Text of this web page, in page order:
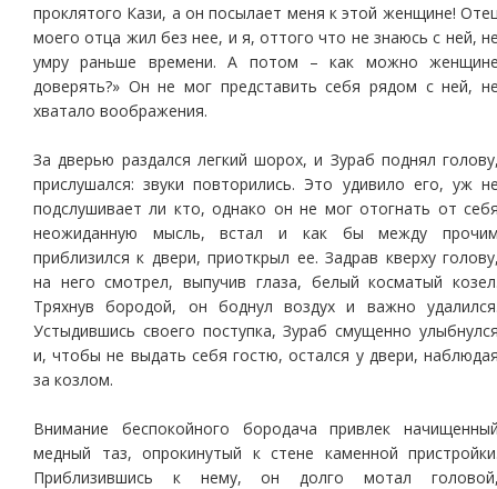
проклятого Кази, а он посылает меня к этой женщине!
моего отца жил без нее, и я, оттого что не знаюсь с ней,
умру раньше времени. А потом – как можно
доверять?» Он не мог представить себя рядом с ней,
хватало воображения.
За дверью раздался легкий шорох, и Зураб поднял
прислушался: звуки повторились. Это удивило его, уж
подслушивает ли кто, однако он не мог отогнать от
неожиданную мысль, встал и как бы между
приблизился к двери, приоткрыл ее. Задрав кверху
на него смотрел, выпучив глаза, белый косматый
Тряхнув бородой, он боднул воздух и важно
Устыдившись своего поступка, Зураб смущенно
и, чтобы не выдать себя гостю, остался у двери,
за козлом.
Внимание беспокойного бородача привлек
медный таз, опрокинутый к стене каменной
Приблизившись к нему, он долго мотал